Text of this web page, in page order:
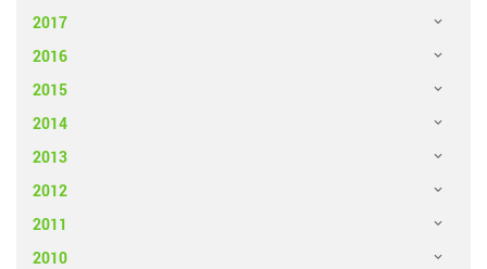
2017
2016
2015
2014
2013
2012
2011
2010